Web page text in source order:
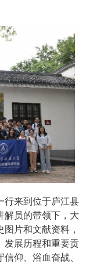
行来到位于庐江县
解员的带领下，大
片和文献资料，
发展历程和重要贡
仰、浴血奋战、